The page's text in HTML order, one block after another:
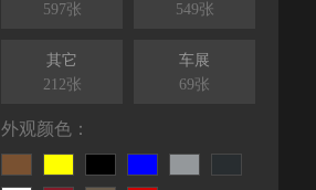
597张
549张
其它
212张
车展
69张
外观颜色：